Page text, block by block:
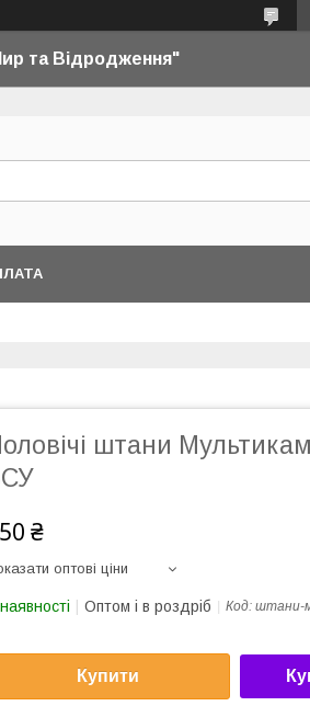
та Відродження"
штани
₴
оптові ціни
Оптом і в роздріб Код: штани-
Купити